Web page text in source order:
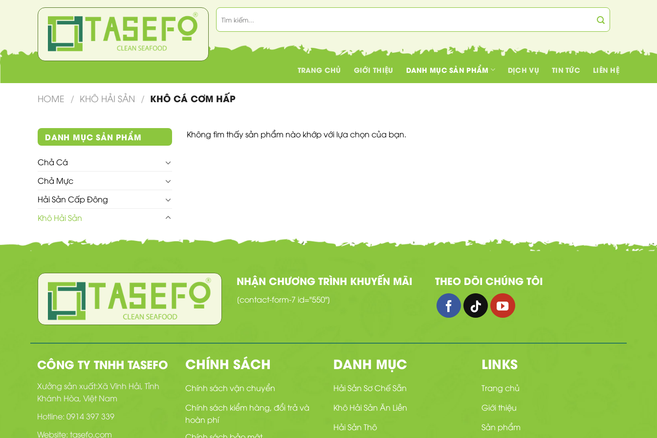
Tìm
kiếm:
TRANG CHỦ GIỚI THIỆU DANH MỤC SẢN PHẨM DỊCH VỤ TIN TỨC LIÊN HỆ
HOME / KHÔ HẢI SẢN / KHÔ CÁ CƠM HẤP
DANH MỤC SẢN PHẨM
Chả Cá
Chả Mực
Hải Sản Cấp Đông
Khô Hải Sản
Không tìm thấy sản phẩm nào khớp với lựa chọn của bạn.
NHẬN CHƯƠNG TRÌNH KHUYẾN MÃI
[contact-form-7 id="550"]
THEO DÕI CHÚNG TÔI
CÔNG TY TNHH TASEFO
Xưởng sản xuất:Xã Vĩnh Hải, Tỉnh
Khánh Hòa, Việt Nam
Hotline: 0914 397 339
Website: tasefo.com
CHÍNH SÁCH
Chính sách vận chuyển
Chính sách kiểm hàng, đổi trả và
hoàn phí
DANH MỤC
Hải Sản Sơ Chế Sẵn
Khô Hải Sản Ăn Liền
Hải Sản Thô
LINKS
Trang chủ
Giới thiệu
Sản phẩm